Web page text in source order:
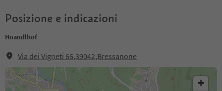
Posizione e indicazioni
Hoandlhof
Via dei Vigneti 66,39042,Bressanone
+